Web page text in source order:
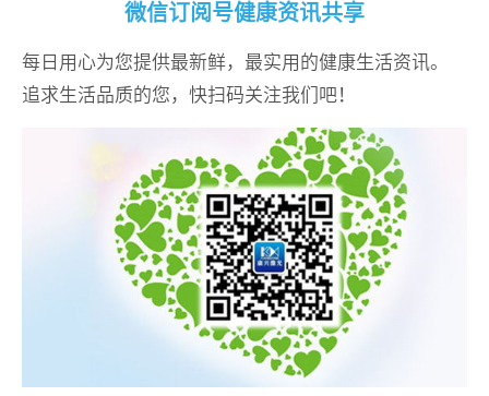
微信订阅号健康资讯共享
每日用心为您提供最新鲜，最实用的健康生活资讯。
追求生活品质的您，快扫码关注我们吧！